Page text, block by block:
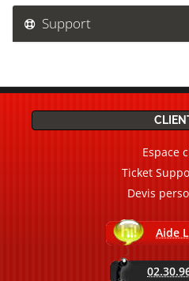
Support
Espace
Ticket
Devis
Aide